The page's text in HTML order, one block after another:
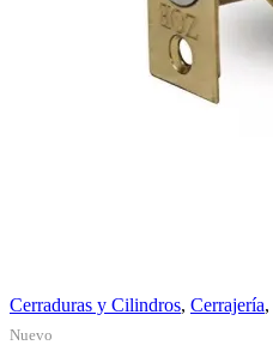
Cerraduras y Cilindros, Cerrajería,
Nuevo